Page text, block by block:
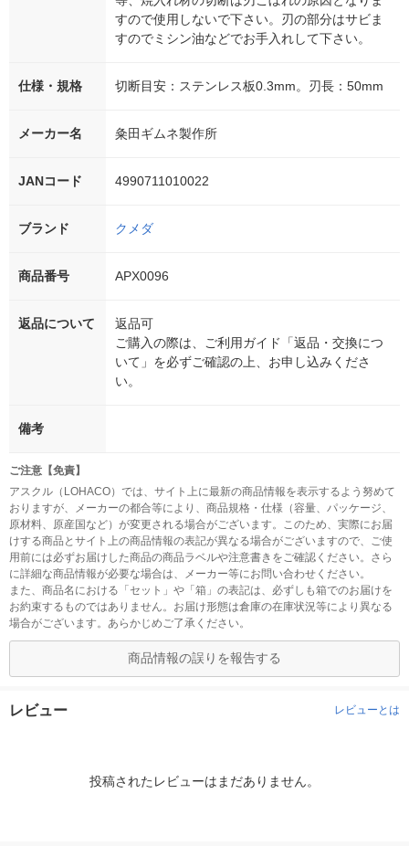
すので使用しないで下さい。刃の部分はサビま
すのでミシン油などでお手入れして下さい。
仕様・規格 切断目安：ステンレス板0.3mm。刃長：50mm
メーカー名 粂田ギムネ製作所
JANコード 4990711010022
ブランド クメダ
商品番号 APX0096
返品について
返品可
ご購入の際は、ご利用ガイド「返品・交換につ
いて」を必ずご確認の上、お申し込みくださ
い。
備考
ご注意【免責】
アスクル（LOHACO）では、サイト上に最新の商品情報を表示するよう努めて
おりますが、メーカーの都合等により、商品規格・仕様（容量、パッケージ、
原材料、原産国など）が変更される場合がございます。このため、実際にお届
けする商品とサイト上の商品情報の表記が異なる場合がございますので、ご使
用前には必ずお届けした商品の商品ラベルや注意書きをご確認ください。さら
に詳細な商品情報が必要な場合は、メーカー等にお問い合わせください。
また、商品名における「セット」や「箱」の表記は、必ずしも箱でのお届けを
お約束するものではありません。お届け形態は倉庫の在庫状況等により異なる
場合がございます。あらかじめご了承ください。
商品情報の誤りを報告する
レビュー レビューとは
投稿されたレビューはまだありません。